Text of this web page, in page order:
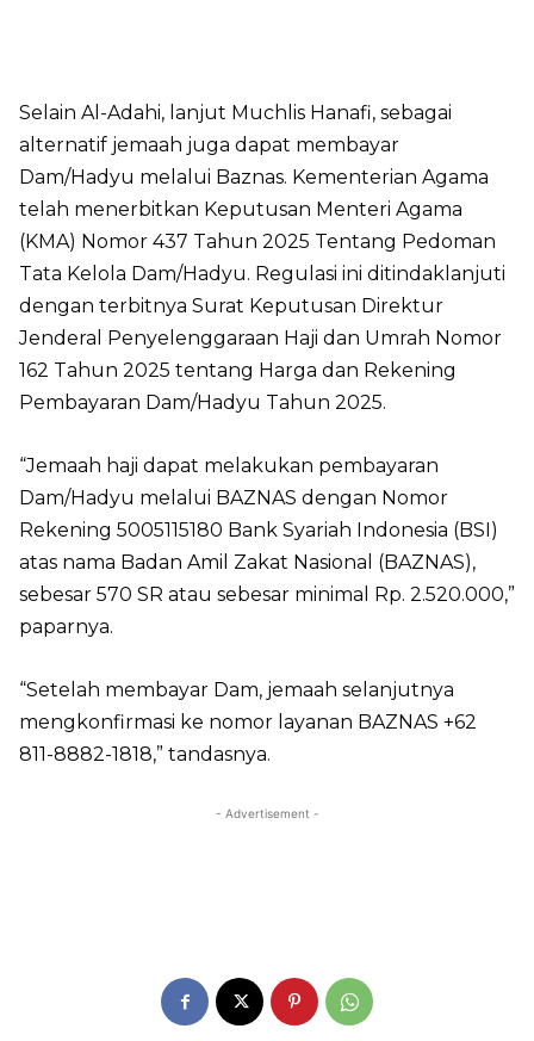
Selain Al-Adahi, lanjut Muchlis Hanafi, sebagai
alternatif jemaah juga dapat membayar
Dam/Hadyu melalui Baznas. Kementerian Agama
telah menerbitkan Keputusan Menteri Agama
(KMA) Nomor 437 Tahun 2025 Tentang Pedoman
Tata Kelola Dam/Hadyu. Regulasi ini ditindaklanjuti
dengan terbitnya Surat Keputusan Direktur
Jenderal Penyelenggaraan Haji dan Umrah Nomor
162 Tahun 2025 tentang Harga dan Rekening
Pembayaran Dam/Hadyu Tahun 2025.
“Jemaah haji dapat melakukan pembayaran
Dam/Hadyu melalui BAZNAS dengan Nomor
Rekening 5005115180 Bank Syariah Indonesia (BSI)
atas nama Badan Amil Zakat Nasional (BAZNAS),
sebesar 570 SR atau sebesar minimal Rp. 2.520.000,”
paparnya.
“Setelah membayar Dam, jemaah selanjutnya
mengkonfirmasi ke nomor layanan BAZNAS +62
811-8882-1818,” tandasnya.
- Advertisement -